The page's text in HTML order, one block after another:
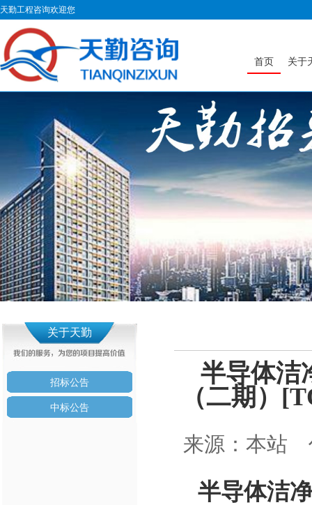
天勤工程咨询欢迎您
首页 关于
关于天勤
招标公告
中标公告
半导体洁
（二期）
来源：本站
半导体洁